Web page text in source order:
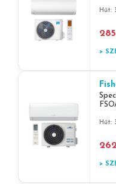
Hűt:
>
Hűt:
>